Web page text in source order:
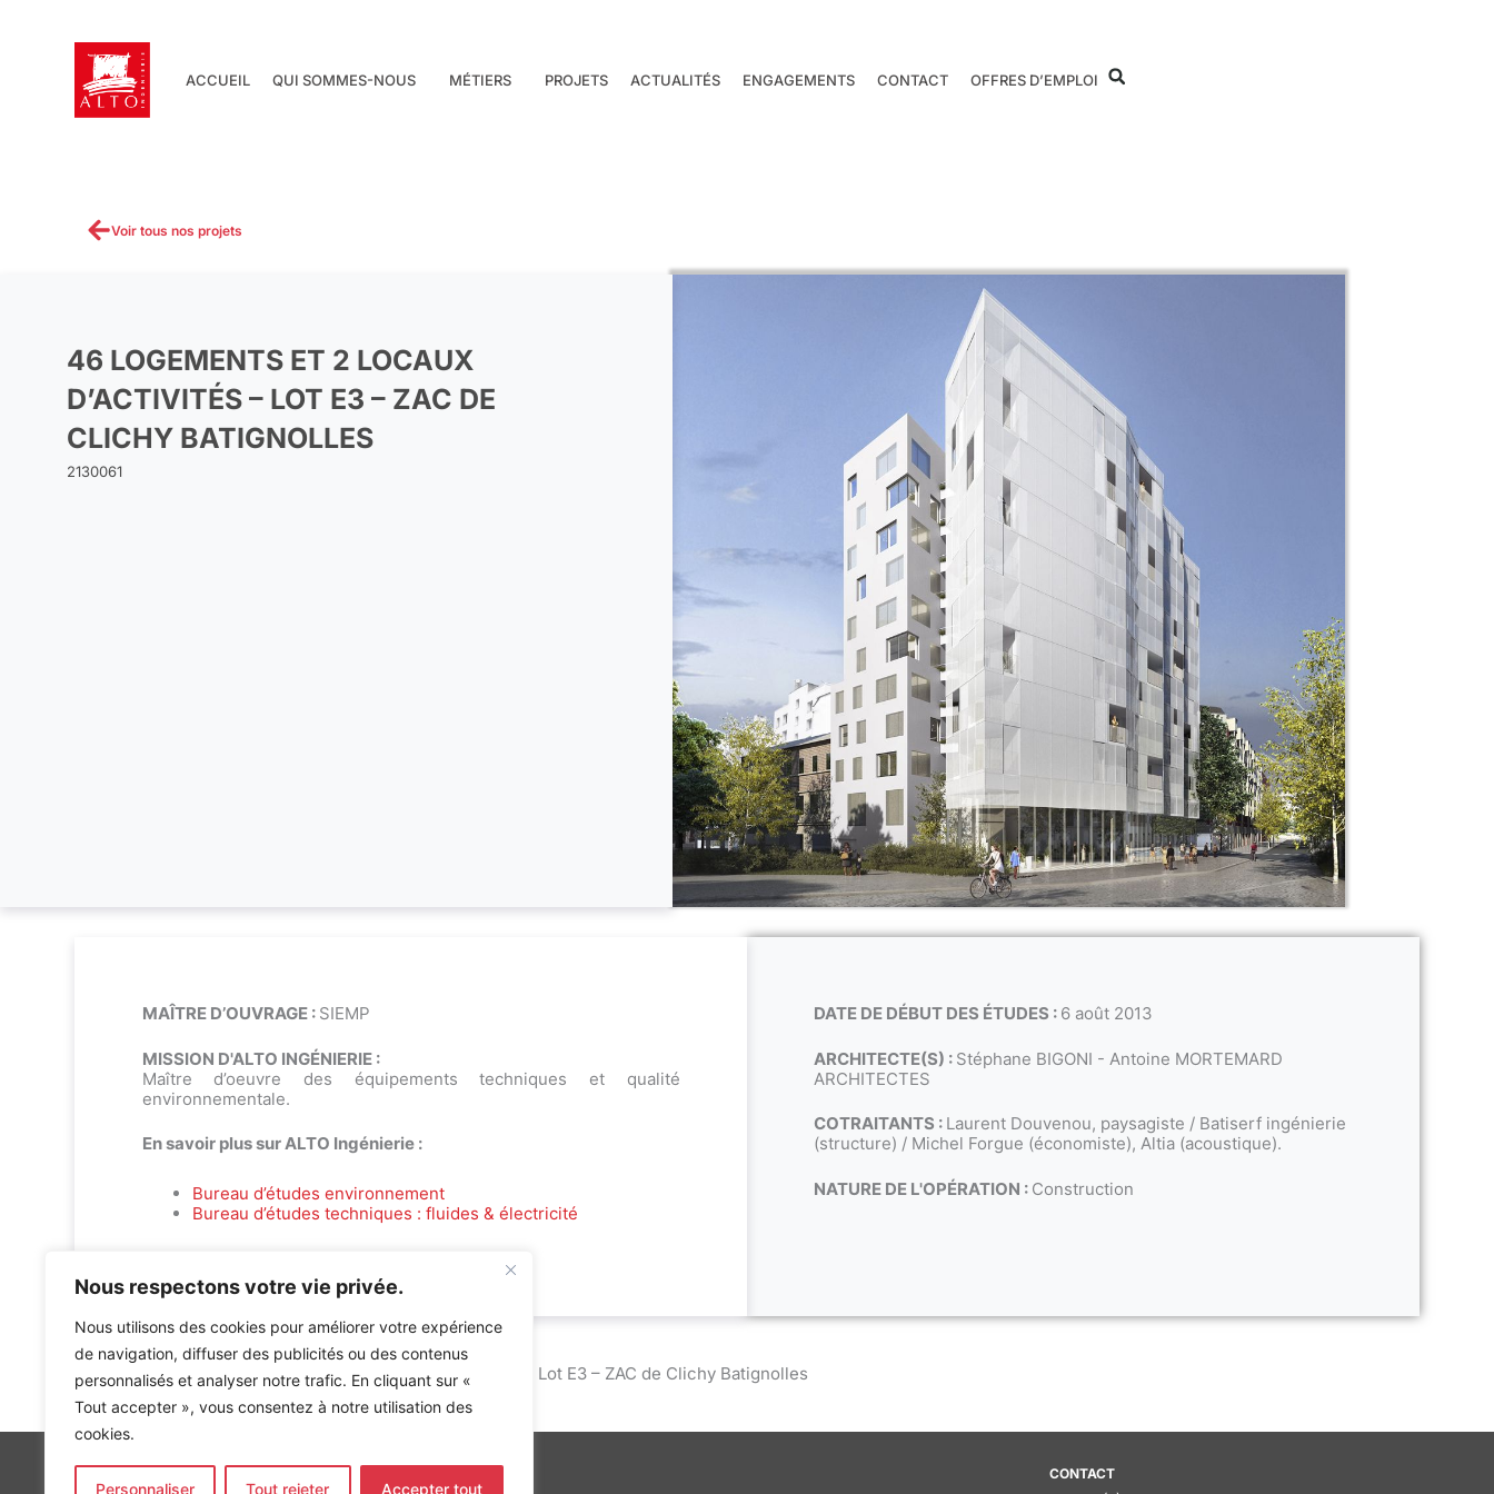
Nous respectons votre vie privée.
Nous utilisons des cookies pour améliorer votre expérience
de navigation, diffuser des publicités ou des contenus
personnalisés et analyser notre trafic. En cliquant sur «
Tout accepter », vous consentez à notre utilisation des
cookies.
Personnaliser Tout rejeter Accepter tout
ACCUEIL QUI SOMMES-NOUS MÉTIERS PROJETS ACTUALITÉS ENGAGEMENTS CONTACT OFFRES D’EMPLOI
Voir tous nos projets
46 LOGEMENTS ET 2 LOCAUX
D’ACTIVITÉS – LOT E3 – ZAC DE
CLICHY BATIGNOLLES
2130061
DATE DE DÉBUT DES ÉTUDES : 6 août 2013
ARCHITECTE(S) : Stéphane BIGONI - Antoine MORTEMARD
ARCHITECTES
COTRAITANTS : Laurent Douvenou, paysagiste / Batiserf ingénierie
(structure) / Michel Forgue (économiste), Altia (acoustique).
NATURE DE L'OPÉRATION : Construction
MAÎTRE D’OUVRAGE : SIEMP
MISSION D'ALTO INGÉNIERIE :
Maître d’oeuvre des équipements techniques et qualité
environnementale.
En savoir plus sur ALTO Ingénierie :
Bureau d’études environnement
Bureau d’études techniques : fluides & électricité
Accueil»Références»46 logements et 2 locaux d’activités – Lot E3 – ZAC de Clichy Batignolles
CONTACT